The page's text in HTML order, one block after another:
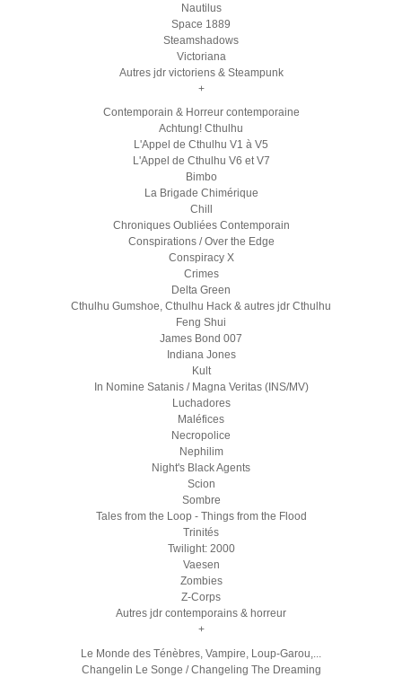
Nautilus
Space 1889
Steamshadows
Victoriana
Autres jdr victoriens & Steampunk
+
Contemporain & Horreur contemporaine
Achtung! Cthulhu
L'Appel de Cthulhu V1 à V5
L'Appel de Cthulhu V6 et V7
Bimbo
La Brigade Chimérique
Chill
Chroniques Oubliées Contemporain
Conspirations / Over the Edge
Conspiracy X
Crimes
Delta Green
Cthulhu Gumshoe, Cthulhu Hack & autres jdr Cthulhu
Feng Shui
James Bond 007
Indiana Jones
Kult
In Nomine Satanis / Magna Veritas (INS/MV)
Luchadores
Maléfices
Necropolice
Nephilim
Night's Black Agents
Scion
Sombre
Tales from the Loop - Things from the Flood
Trinités
Twilight: 2000
Vaesen
Zombies
Z-Corps
Autres jdr contemporains & horreur
+
Le Monde des Ténèbres, Vampire, Loup-Garou,...
Changelin Le Songe / Changeling The Dreaming